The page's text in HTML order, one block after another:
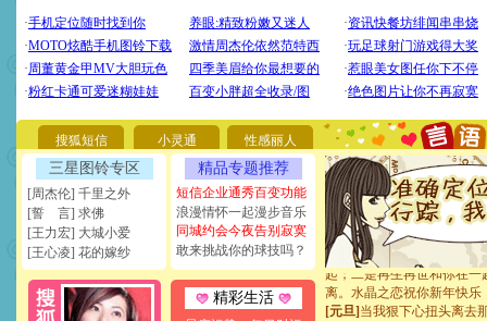
搜狐短信 小灵通 性感丽人
三星图铃专区
[周杰伦] 千里之外
[誓 言] 求佛
[王力宏] 大城小爱
[王心凌] 花的嫁纱
精品专题推荐
短信企业通秀百变功能
浪漫情怀一起漫步音乐
同城约会今夜告别寂寞
敢来挑战你的球技吗？
精彩生活
[圣诞节]圣诞节到了，想想
你太多，只有给你五千万
[圣诞节]不只这样的日子才
能正大光明地骚扰你,告诉
天都要快乐噢!
[圣诞节]奉上一颗祝福的心,
如意,快乐,鲜花,一切美好的
[元旦]看到你我会触电；看
断电。爱你是我职业，想
你是我专业！水晶之恋祝你
[元旦]如果上天让我许三个
起；二是再生再世和你在
离。水晶之恋祝你新年快乐
[元旦] 当我狠下心扭头离去